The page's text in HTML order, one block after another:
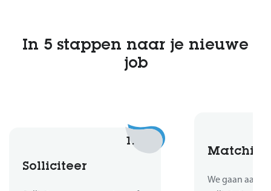
In 5 stappen naar je nieuwe
job
1.
Solliciteer
We gaan aan